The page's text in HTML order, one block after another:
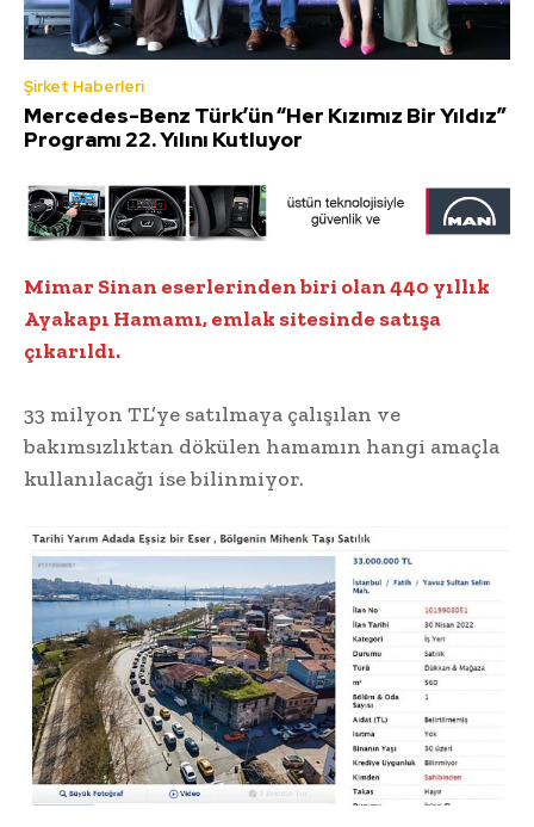
Şirket Haberleri
Mercedes-Benz Türk’ün “Her Kızımız Bir Yıldız”
Programı 22. Yılını Kutluyor
Mimar Sinan eserlerinden biri olan 440 yıllık
Ayakapı Hamamı, emlak sitesinde satışa
çıkarıldı.
33 milyon TL’ye satılmaya çalışılan ve
bakımsızlıktan dökülen hamamın hangi amaçla
kullanılacağı ise bilinmiyor.